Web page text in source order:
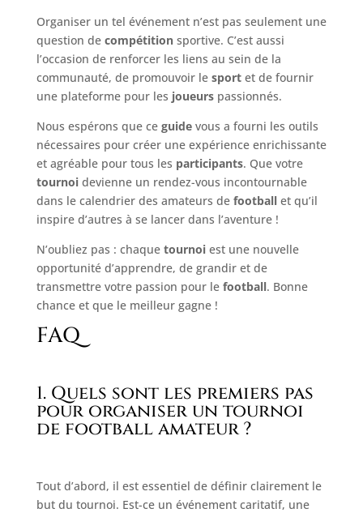
Organiser un tel événement n’est pas seulement une
question de compétitionsportive. C’est aussi
l’occasion de renforcer les liens au sein de la
communauté, de promouvoir le sportet de fournir
une plateforme pour les joueurspassionnés.
Nous espérons que ce guidevous a fourni les outils
nécessaires pour créer une expérience enrichissante
et agréable pour tous les participants. Que votre
tournoidevienne un rendez-vous incontournable
dans le calendrier des amateurs de footballet qu’il
inspire d’autres à se lancer dans l’aventure !
N’oubliez pas : chaque tournoiest une nouvelle
opportunité d’apprendre, de grandir et de
transmettre votre passion pour le football. Bonne
chance et que le meilleur gagne !
FAQ
1. Quels sont les premiers pas
pour organiser un tournoi
de football amateur ?
Tout d’abord, il est essentiel de définir clairement le
but du tournoi. Est-ce un événement caritatif, une